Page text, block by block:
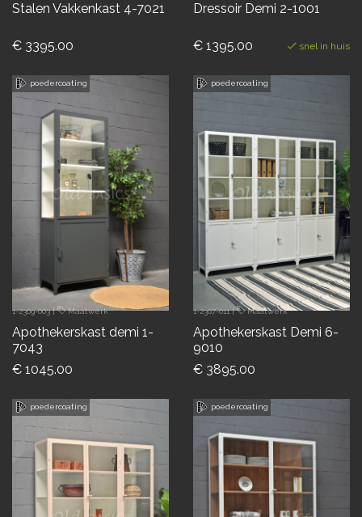
Stalen Vakkenkast 4-7021
€ 3395.00
Dressoir Demi 2-1001
€ 1395.00 snel in huis
poedercoating
1-2309-003| Maatwerk
Apothekerskast demi 1-
7043
€ 1045.00
poedercoating
1-2307-011| Maatwerk
Apothekerskast Demi 6-
9010
€ 3895.00
poedercoating poedercoating